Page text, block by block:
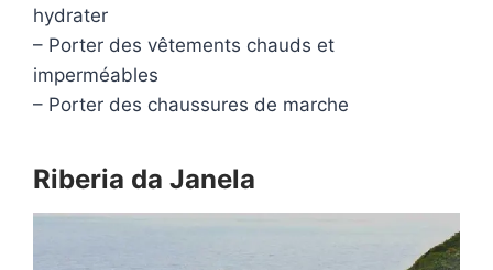
hydrater
– Porter des vêtements chauds et
imperméables
– Porter des chaussures de marche
Riberia da Janela